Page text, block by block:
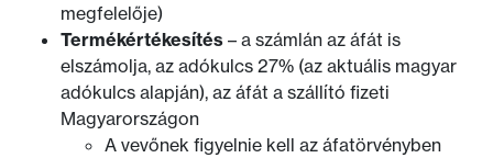
megfelelője)
Termékértékesítés – a számlán az áfát is
elszámolja, az adókulcs 27% (az aktuális magyar
adókulcs alapján), az áfát a szállító fizeti
Magyarországon
A vevőnek figyelnie kell az áfatörvényben